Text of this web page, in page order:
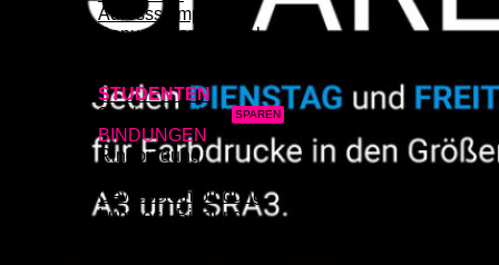
Adressstempel
Bonuskartenstempel
STUDENTEN
3x Abgabearbeit
BINDUNGEN
Ringbindung
Gewebeleimbindung
Lumbeck-Bindung